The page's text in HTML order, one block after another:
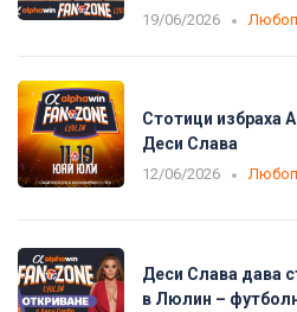
19/06/2026
Стотици избраха
Деси Слава
12/06/2026
Деси Слава дава
в Люлин –